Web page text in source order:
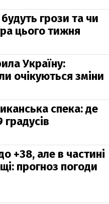
грози та чи
цього тижня
Україну:
очікуються зміни
спека: де
+38, але в частині
прогноз погоди